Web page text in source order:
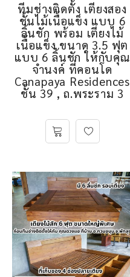
ทีมช่างติดตั้ง เตียงสอง
ชั้นไม้เนื้อแข็ง แบบ 6
ลิ้นชัก พร้อม เตียงไม้
เนื้อแข็ง ขนาด 3.5 ฟุต
แบบ 6 ลิ้นชัก ให้กับคุณ
จำนงค์ ที่คอนโด
Canapaya Residences
ชั้น 39 , ถ.พระราม 3